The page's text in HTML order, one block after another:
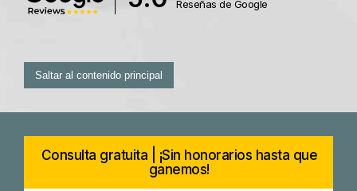
Reseñas de Google
Saltar al contenido principal
Consulta gratuita | ¡Sin honorarios hasta que
ganemos!